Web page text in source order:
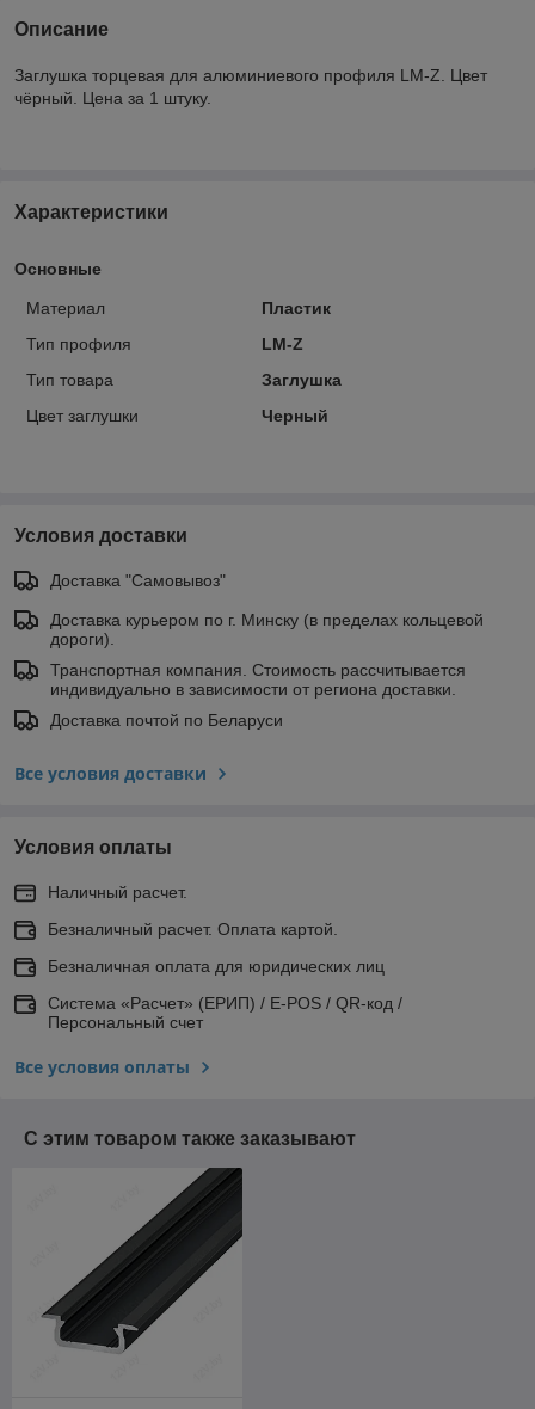
Описание
Заглушка торцевая для алюминиевого профиля LM-Z. Цвет
чёрный. Цена за 1 штуку.
Характеристики
Основные
Материал
Пластик
Тип профиля
LM-Z
Тип товара
Заглушка
Цвет заглушки
Черный
Условия доставки
Доставка "Самовывоз"
Доставка курьером по г. Минску (в пределах кольцевой
дороги).
Транспортная компания. Стоимость рассчитывается
индивидуально в зависимости от региона доставки.
Доставка почтой по Беларуси
Все условия доставки
Условия оплаты
Наличный расчет.
Безналичный расчет. Оплата картой.
Безналичная оплата для юридических лиц
Система «Расчет» (ЕРИП) / E-POS / QR-код /
Персональный счет
Все условия оплаты
С этим товаром также заказывают